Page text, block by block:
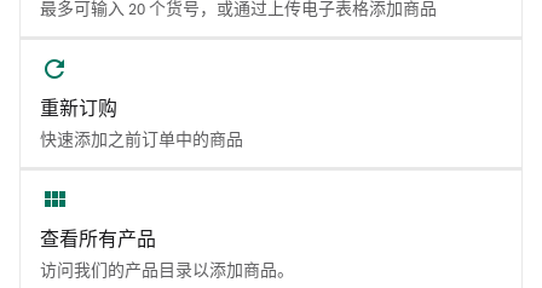
最多可输入 20 个货号，或通过上传电子表格添加商品
重新订购
快速添加之前订单中的商品
查看所有产品
访问我们的产品目录以添加商品。